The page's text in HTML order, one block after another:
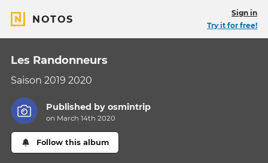
NOTOS
Sign in
Try it for free!
Les Randonneurs
Saison 2019 2020
Published byosmintrip
on March 14th 2020
Follow this album